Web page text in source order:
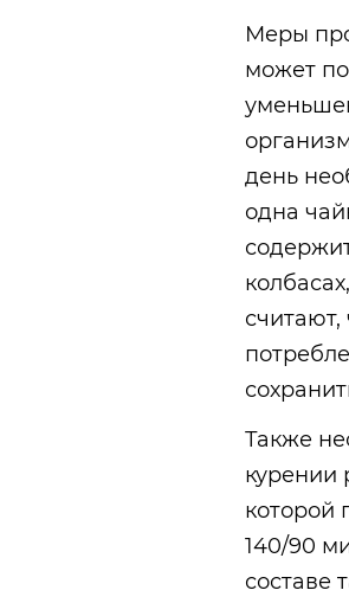
Меры
может
день
одна
Также
курении
которой
140/90
составе